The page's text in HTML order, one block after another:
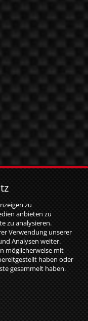
by attentio
zu
anbieten zu
zu analysieren.
Verwendung unserer
Analysen weiter.
möglicherweise mit
haben oder
gesammelt haben.